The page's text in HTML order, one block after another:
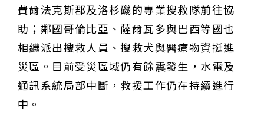
費爾法克斯郡及洛杉磯的專業搜救隊前往協
助；鄰國哥倫比亞、薩爾瓦多與巴西等國也
相繼派出搜救人員、搜救犬與醫療物資挺進
災區。目前受災區域仍有餘震發生，水電及
通訊系統局部中斷，救援工作仍在持續進行
中。
僅必需的Cookies 同意